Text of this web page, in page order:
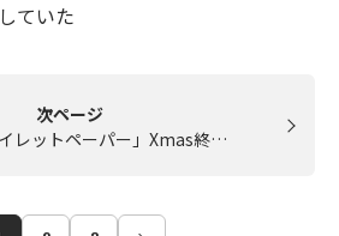
ていた
次ページ
イレットペーパー」Xmas終…